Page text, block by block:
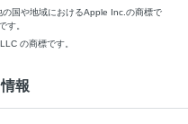
国や地域におけるApple Inc.の商標で
す。
の商標です。
報